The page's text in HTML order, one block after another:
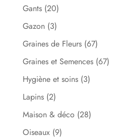
Gants (20)
Gazon (3)
Graines de Fleurs (67)
Graines et Semences (67)
Hygiène et soins (3)
Lapins (2)
Maison & déco (28)
Oiseaux (9)